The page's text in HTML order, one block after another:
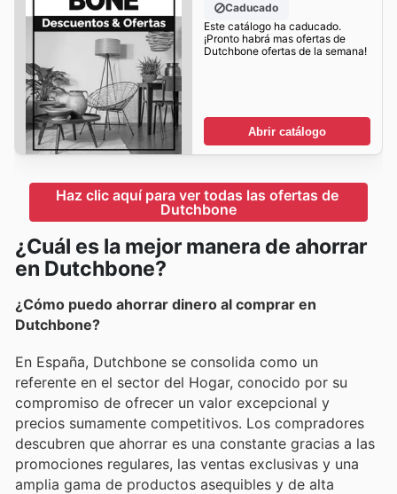
Caducado
Este catálogo ha caducado.
¡Pronto habrá mas ofertas de
Dutchbone ofertas de la semana!
Abrir catálogo
Haz clic aquí para ver todas las ofertas de
Dutchbone
¿Cuál es la mejor manera de ahorrar
en Dutchbone?
¿Cómo puedo ahorrar dinero al comprar en
Dutchbone?
En España, Dutchbone se consolida como un
referente en el sector del Hogar, conocido por su
compromiso de ofrecer un valor excepcional y
precios sumamente competitivos. Los compradores
descubren que ahorrar es una constante gracias a las
promociones regulares, las ventas exclusivas y una
amplia gama de productos asequibles y de alta